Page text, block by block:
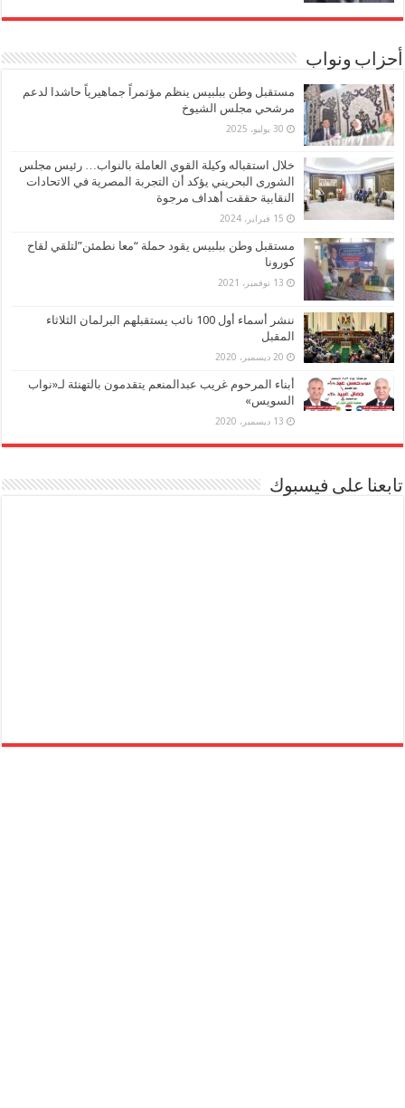
أحزاب ونواب
مستقبل وطن ببلبيس ينظم مؤتمراً جماهيرياً حاشدا لدعم
مرشحي مجلس الشيوخ
30 يوليو، 2025
خلال استقباله وكيلة القوي العاملة بالنواب… رئيس مجلس
الشورى البحريني يؤكد أن التجربة المصرية في الاتحادات
النقابية حققت أهداف مرجوة
15 فبراير، 2024
مستقبل وطن ببلبيس يقود حملة “معا نطمئن”لتلقي لقاح
كورونا
13 نوفمبر، 2021
ننشر أسماء أول 100 نائب يستقبلهم البرلمان الثلاثاء
المقبل
20 ديسمبر، 2020
أبناء المرحوم غريب عبدالمنعم يتقدمون بالتهنئة لـ«نواب
السويس»
13 ديسمبر، 2020
تابعنا على فيسبوك